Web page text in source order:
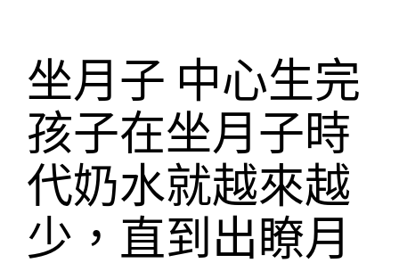
坐月子 中心生完
孩子在坐月子時
代奶水就越來越
少，直到出瞭月